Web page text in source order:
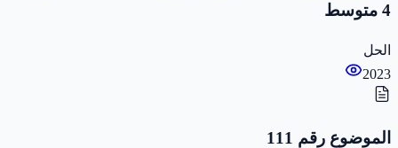
4 متوسط
الحل
2023
الموضوع رقم 111